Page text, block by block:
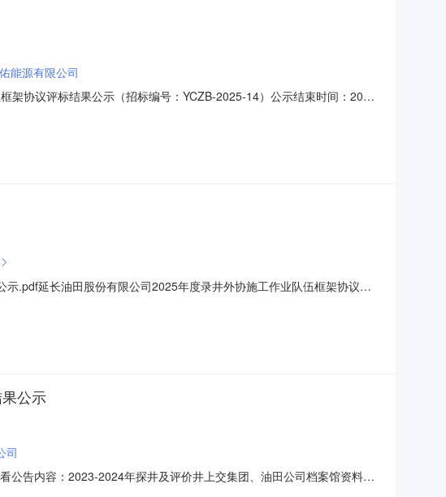
能源有限公司
架协议评标结果公示（招标编号：YCZB-2025-14）公示结束时间：2025
响应招标文件要求的资格能力条件中标候选人(/)的资格能力
.pdf延长油田股份有限公司2025年度录井外协施工作业队伍框架协议招
件要求，工期/交货期/服务期：自合同签订之日起一年；2、中标候选
公示
司
告内容：2023-2024年探井及评价井上交集团、油田公司档案馆资料制